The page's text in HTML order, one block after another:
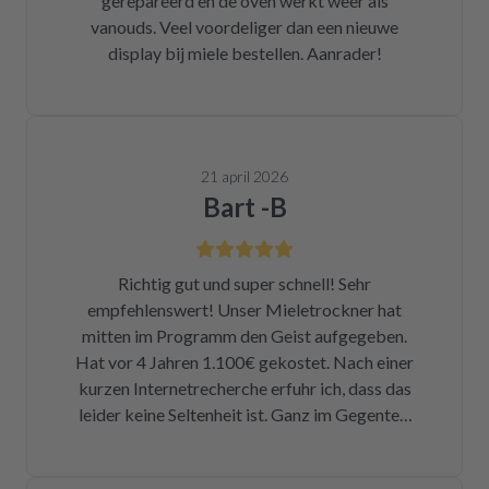
vanouds. Veel voordeliger dan een nieuwe
display bij miele bestellen. Aanrader!
21 april 2026
Bart -B
Richtig gut und super schnell! Sehr
empfehlenswert! Unser Mieletrockner hat
mitten im Programm den Geist aufgegeben.
Hat vor 4 Jahren 1.100€ gekostet. Nach einer
kurzen Internetrecherche erfuhr ich, dass das
leider keine Seltenheit ist. Ganz im Gegenteil.